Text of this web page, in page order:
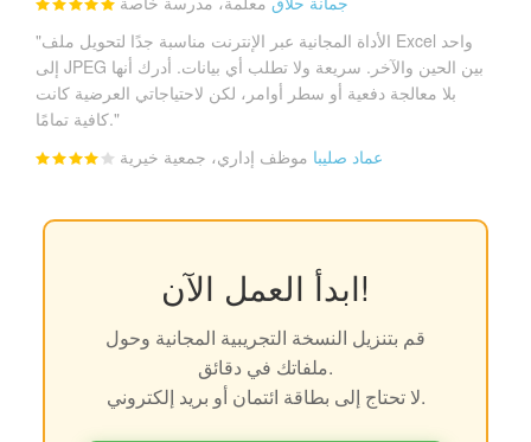
"الأداة المجانية عبر الإنترنت مناسبة جدًا لتحويل ملف Excel واحد
إلى JPEG بين الحين والآخر. سريعة ولا تطلب أي بيانات. أدرك أنها
بلا معالجة دفعية أو سطر أوامر، لكن لاحتياجاتي العرضية كانت
كافية تمامًا."
عماد صليبا موظف إداري، جمعية خيرية
ابدأ العمل الآن!
قم بتنزيل النسخة التجريبية المجانية وحول
ملفاتك في دقائق.
لا تحتاج إلى بطاقة ائتمان أو بريد إلكتروني.